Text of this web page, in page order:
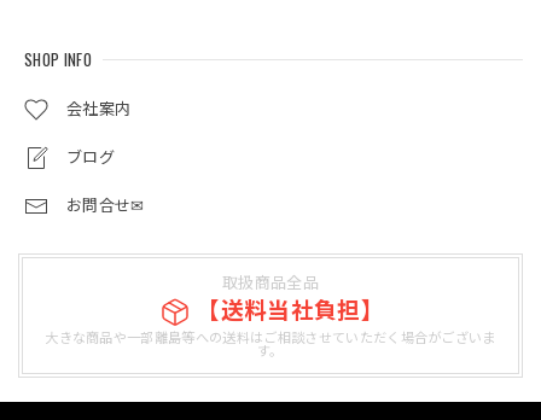
SHOP INFO
会社案内
ブログ
お問合せ✉
取扱商品全品
【送料当社負担】
大きな商品や一部離島等への送料はご相談させていただく場合がございま
す。